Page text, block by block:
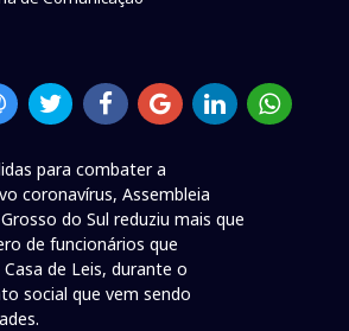
para combater a
coronavírus, Assembleia
do Sul reduziu mais que
de funcionários que
de Leis, durante o
social que vem sendo